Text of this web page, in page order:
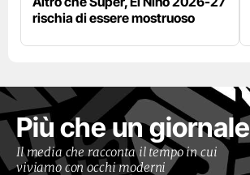
rischia di essere mostruoso
Più che un giornale
Il media che racconta il tempo in cui
viviamo con occhi moderni